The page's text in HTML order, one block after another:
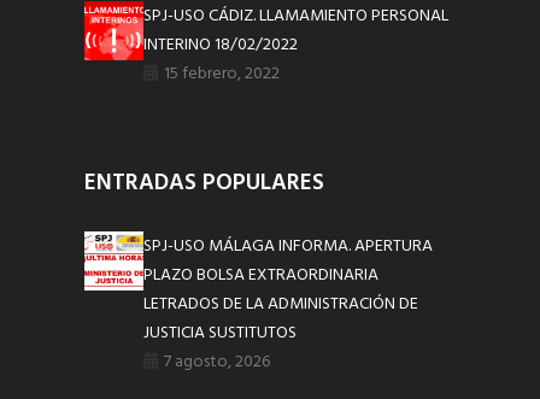
SPJ-USO CÁDIZ. LLAMAMIENTO PERSONAL
INTERINO 18/02/2022
15 febrero, 2022
ENTRADAS POPULARES
SPJ-USO MÁLAGA INFORMA. APERTURA
PLAZO BOLSA EXTRAORDINARIA
LETRADOS DE LA ADMINISTRACIÓN DE
JUSTICIA SUSTITUTOS
7 agosto, 2026